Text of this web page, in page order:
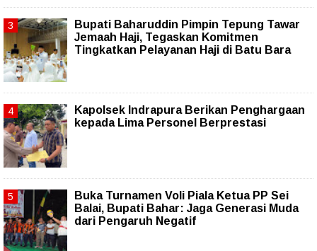
Bupati Baharuddin Pimpin Tepung Tawar
Jemaah Haji, Tegaskan Komitmen
Tingkatkan Pelayanan Haji di Batu Bara
Kapolsek Indrapura Berikan Penghargaan
kepada Lima Personel Berprestasi
Buka Turnamen Voli Piala Ketua PP Sei
Balai, Bupati Bahar: Jaga Generasi Muda
dari Pengaruh Negatif